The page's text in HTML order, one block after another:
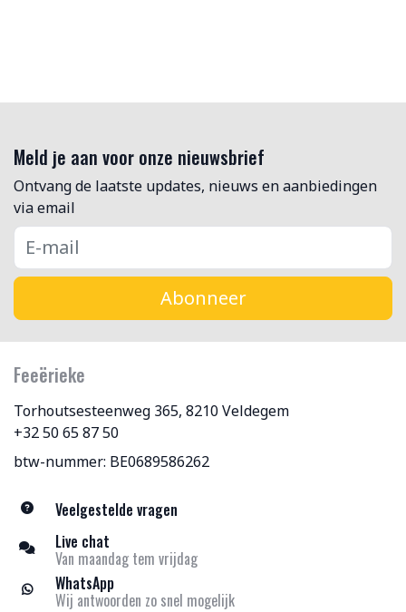
Meld je aan voor onze nieuwsbrief
Ontvang de laatste updates, nieuws en aanbiedingen
via email
Abonneer
Feeërieke
Torhoutsesteenweg 365, 8210 Veldegem
+32 50 65 87 50
btw-nummer: BE0689586262
Veelgestelde vragen
Live chat
Van maandag tem vrijdag
WhatsApp
Wij antwoorden zo snel mogelijk